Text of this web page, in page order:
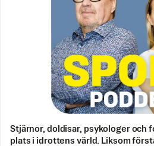
Stjärnor, doldisar, psykologer och
plats i idrottens värld. Liksom